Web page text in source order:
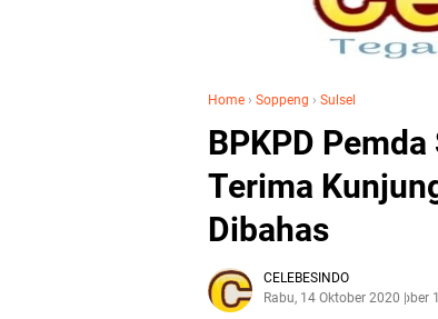
Home › Soppeng › Sulsel
BPKPD
Terima
Dibahas
CELEBESINDO
Rabu, 14 Oktober 2020Oktober